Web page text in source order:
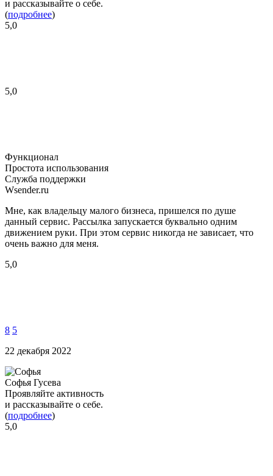
и рассказывайте о себе.
(подробнее)
5,0
5,0
Функционал
Простота использования
Служба поддержки
Wsender.ru
Мне, как владельцу малого бизнеса, пришелся по душе
данный сервис. Рассылка запускается буквально одним
движением руки. При этом сервис никогда не зависает, что
очень важно для меня.
5,0
8 5
22 декабря 2022
Софья Гусева
Проявляйте активность
и рассказывайте о себе.
(подробнее)
5,0